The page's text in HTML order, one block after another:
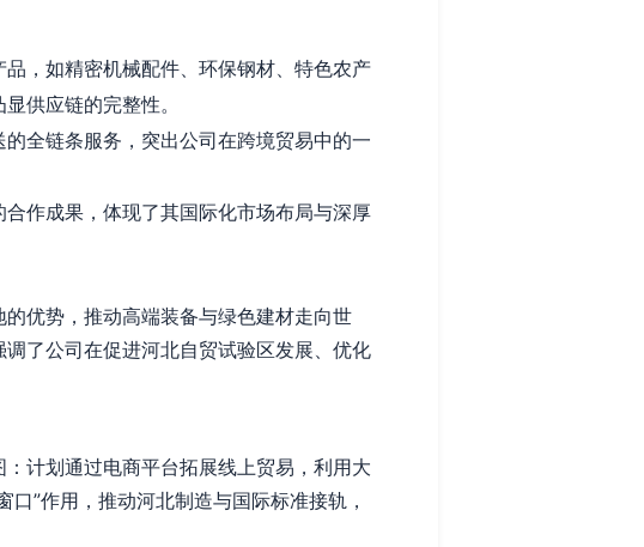
，如精密机械配件、环保钢材、特色农产
供应链的完整性。
全链条服务，突出公司在跨境贸易中的一
作成果，体现了其国际化市场布局与深厚
优势，推动高端装备与绿色建材走向世
了公司在促进河北自贸试验区发展、优化
计划通过电商平台拓展线上贸易，利用大
”作用，推动河北制造与国际标准接轨，